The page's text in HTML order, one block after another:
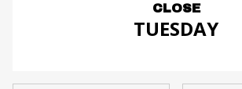
CLOSE
TUESDAY